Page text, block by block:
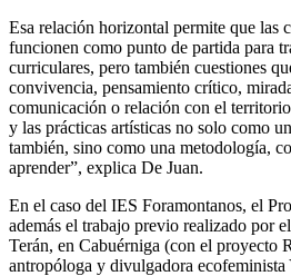
Esa relación horizontal permite que las
funcionen como punto de partida para
curriculares, pero también cuestiones
convivencia, pensamiento crítico,
comunicación o relación con el
y las prácticas artísticas no solo como
también, sino como una metodología,
aprender”, explica De Juan.
En el caso del IES Foramontanos, el
además el trabajo previo realizado por
Terán, en Cabuérniga (con el proyecto
antropóloga y divulgadora ecofeminista